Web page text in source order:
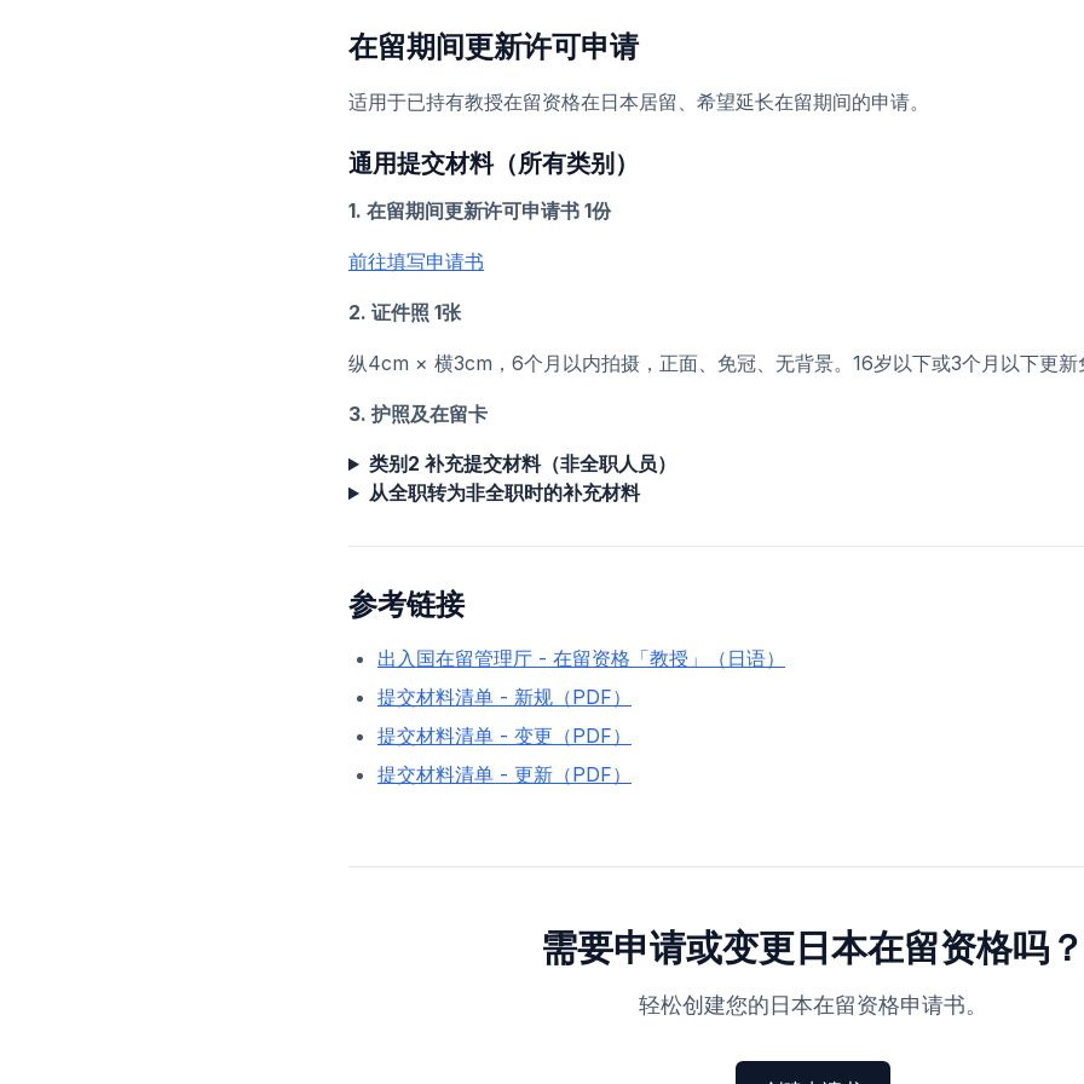
在留期间更新许可申请
适用于已持有教授在留资格在日本居留、希望延长在留期间的申请。
通用提交材料（所有类别）
1. 在留期间更新许可申请书 1份
前往填写申请书
2. 证件照 1张
纵4cm × 横3cm，6个月以内拍摄，正面、免冠、无背景。16岁以下或3个月以下更新
3. 护照及在留卡
类别2 补充提交材料（非全职人员）
从全职转为非全职时的补充材料
参考链接
出入国在留管理厅 - 在留资格「教授」（日语）
提交材料清单 - 新规（PDF）
提交材料清单 - 变更（PDF）
提交材料清单 - 更新（PDF）
需要申请或变更日本在留资格吗？
轻松创建您的日本在留资格申请书。